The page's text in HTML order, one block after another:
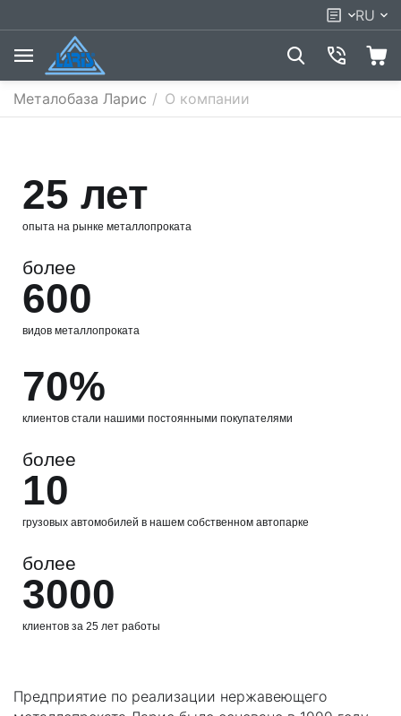
RU
Металобаза Ларис / О компании
25 лет
опыта на рынке металлопроката
более
600
видов металлопроката
70%
клиентов стали нашими постоянными покупателями
более
10
грузовых автомобилей в нашем собственном автопарке
более
3000
клиентов за 25 лет работы
Предприятие по реализации нержавеющего